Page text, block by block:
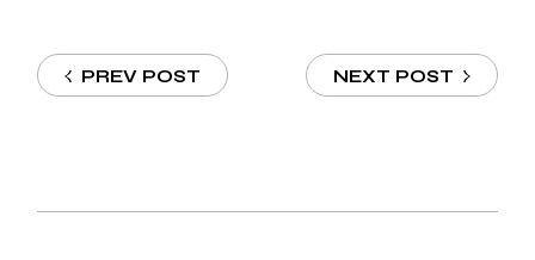
PREV POST NEXT POST